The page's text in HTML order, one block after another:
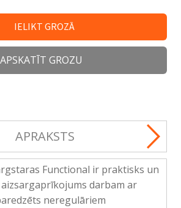
IELIKT GROZĀ
APSKATĪT GROZU
APRAKSTS
Functional ir praktisks un
darbam ar
neregulāriem